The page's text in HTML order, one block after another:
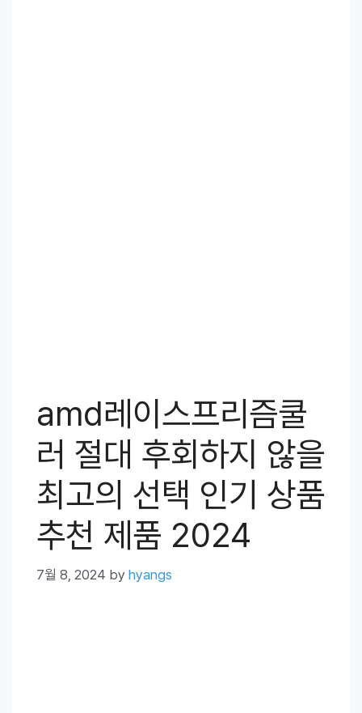
amd레이스프리즘쿨
러 절대 후회하지 않을
최고의 선택 인기 상품
추천 제품 2024
7월 8, 2024 by hyangs